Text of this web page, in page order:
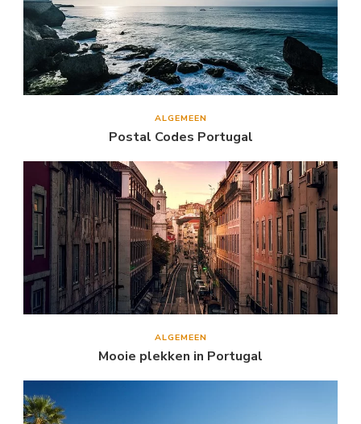
ALGEMEEN
Postal Codes Portugal
ALGEMEEN
Mooie plekken in Portugal